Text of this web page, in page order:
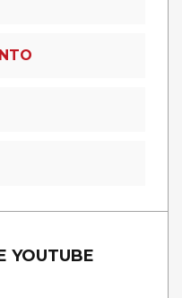
YOUTUBE